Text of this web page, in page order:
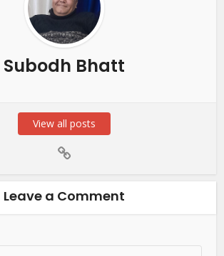
Subodh Bhatt
View all posts
Leave a Comment